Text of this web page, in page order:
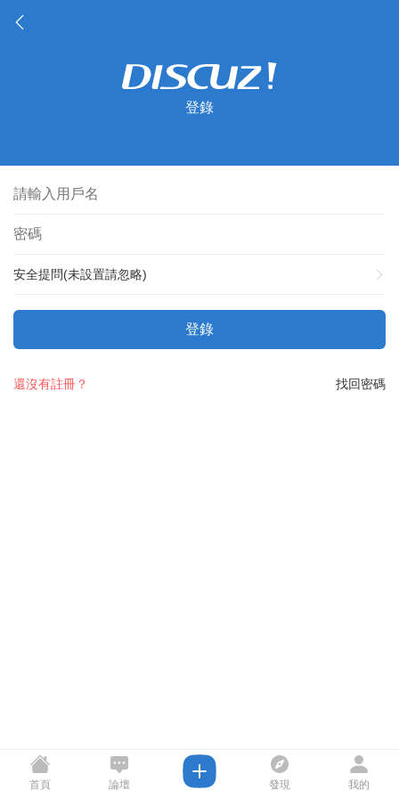
登錄
安全提問(未設置請忽略)
登錄
找回密碼
還沒有註冊？
首頁 論壇 發現 我的